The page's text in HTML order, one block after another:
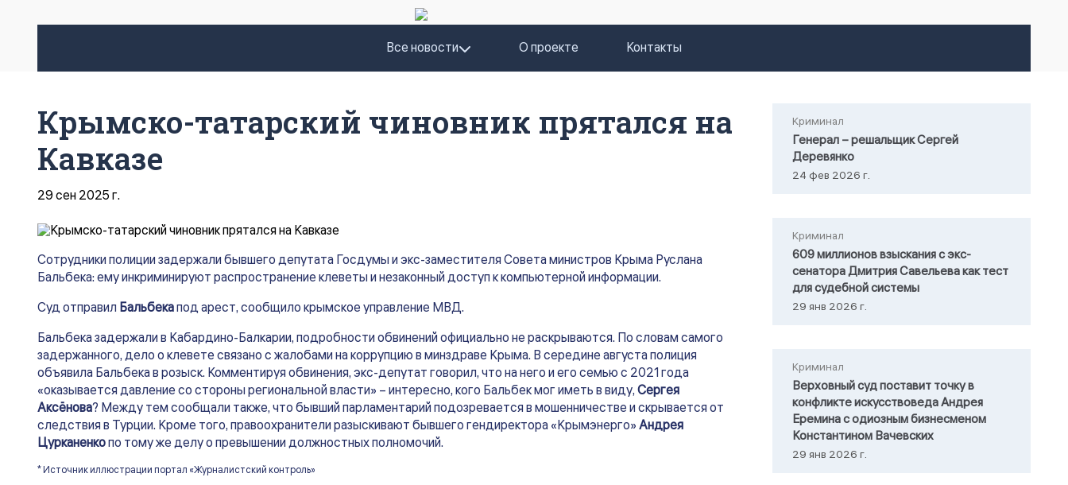
Все новости О проекте Контакты
Крымско-татарский чиновник прятался на
Кавказе
29 сен 2025 г.
Сотрудники полиции задержали бывшего депутата Госдумы и экс-заместителя Совета министров Крыма Руслана
Бальбека: ему инкриминируют распространение клеветы и незаконный доступ к компьютерной информации.
Суд отправил Бальбекапод арест, сообщило крымское управление МВД.
Бальбека задержали в Кабардино-Балкарии, подробности обвинений официально не раскрываются. По словам самого
задержанного, дело о клевете связано с жалобами на коррупцию в минздраве Крыма. В середине августа полиция
объявила Бальбека в розыск. Комментируя обвинения, экс-депутат говорил, что на него и его семью с 2021 года
«оказывается давление со стороны региональной власти» – интересно, кого Бальбек мог иметь в виду,Сергея
Аксёнова? Между тем сообщали также, что бывший парламентарий подозревается в мошенничестве и скрывается от
следствия в Турции. Кроме того, правоохранители разыскивают бывшего гендиректора «Крымэнерго»Андрея
Цурканенкопо тому же делу о превышении должностных полномочий.
* Источник иллюстрации портал «Журналистский контроль»
Криминал
Генерал – решальщик Сергей
Деревянко
24 фев 2026 г.
Криминал
609 миллионов взыскания с экс-
сенатора Дмитрия Савельева как тест
для судебной системы
29 янв 2026 г.
Криминал
Верховный суд поставит точку в
конфликте искусствоведа Андрея
Еремина с одиозным бизнесменом
Константином Вачевских
29 янв 2026 г.